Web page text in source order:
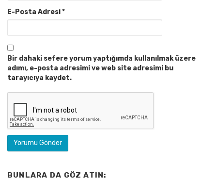
E-Posta Adresi*
Bir dahaki sefere yorum yaptığımda kullanılmak üzere
adımı, e-posta adresimi ve web site adresimi bu
tarayıcıya kaydet.
BUNLARA DA GÖZ ATIN: